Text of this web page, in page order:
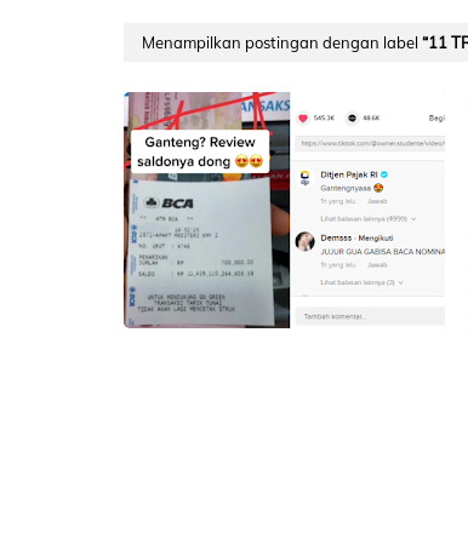
Menampilkan postingan dengan label 11